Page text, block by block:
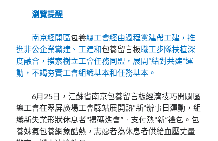
瀏覽提醒
南京經開區包養總工會經由過程黨建帶工建，推
進非公企業黨建、工建和包養留言板職工步隊扶植深
度融會，摸索樹立工會任務同盟，展開“結對共建”運
動，不竭夯實工會組織基本和任務基本。
6月25日，江蘇省南京包養留言板經濟技巧開闢區
總工會在翠屏廣場工會驛站展開熱“新”辦事日運動，組
織新失業形狀休息者“掃碼進會”，支付熱“新”禮包。包
養妹氣包養網象酷熱，志愿者為休息者供給血壓丈量